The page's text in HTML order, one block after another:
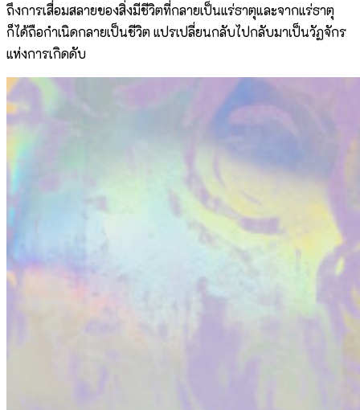
ถึงการเสื่อมสลายของสิ่งมีชีวิตที่กลายเป็นแร่ธาตุและจากแร่ธาตุ
ก็ได้ถือกำเนิดกลายเป็นชีวิต แปรเปลี่ยนกลับไปกลับมาเป็นวัฏจักร
แห่งการเกิดดับ